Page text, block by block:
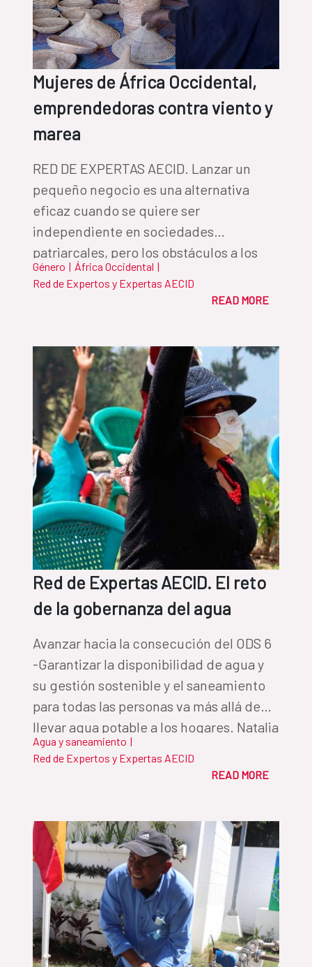
Mujeres de África Occidental,
emprendedoras contra viento y
marea
RED DE EXPERTAS AECID. Lanzar un
pequeño negocio es una alternativa
eficaz cuando se quiere ser
independiente en sociedades
patriarcales, pero los obstáculos a los
que se enfrentan las pequeñas
empresarias del continente son
Género | África Occidental |
Red de Expertos y Expertas AECID
READ MORE
Red de Expertas AECID. El reto
de la gobernanza del agua
Avanzar hacia la consecución del ODS 6
-Garantizar la disponibilidad de agua y
su gestión sostenible y el saneamiento
para todas las personas va más allá de
llevar agua potable a los hogares. Natalia
Gullón, del Fondo de Cooperación para
el Agua y Saneamiento de la
gobernanza del agua para alcanzar el
ODS 6.
Agua y saneamiento |
Red de Expertos y Expertas AECID
READ MORE